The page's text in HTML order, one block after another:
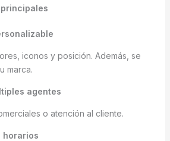
iconos y posición. Además, se
marca.
agentes
o atención al cliente.
horarios